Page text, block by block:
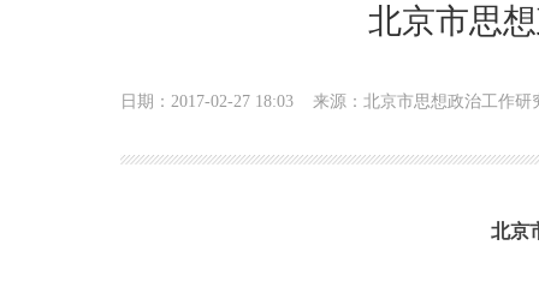
北京市思
日期：2017-02-27 18:03 来源：北京市思想政治工作研
北京